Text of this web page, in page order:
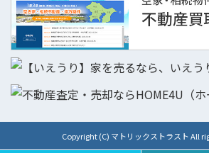
Copyright (C) マトリックストラスト All